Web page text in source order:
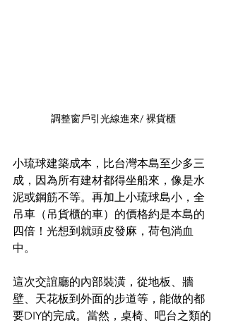
調整窗戶引光線進來/ 裸貨櫃
小琉球建築成本，比台灣本島至少多三
成，因為所有建材都得坐船來，像是水
泥或鋼筋不等。再加上小琉球島小，全
吊車（吊貨櫃的車）的價格約是本島的
四倍！光想到就頭皮發麻，荷包淌血
中。
這次交誼廳的內部裝潢，從地板、牆
壁、天花板到外面的步道等，能做的都
要DIY的完成。當然，桌椅、吧台之類的